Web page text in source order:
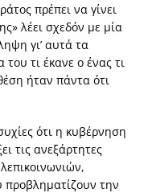
πρέπει να γίνει
λέει σχεδόν με μία
γι’ αυτά τα
τι έκανε ο ένας τι
ήταν πάντα ότι
ότι η κυβέρνηση
τις ανεξάρτητες
προβληματίζουν την